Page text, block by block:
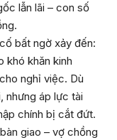
lẫn lãi – con số
bất ngờ xảy đến:
khó khăn kinh
nghỉ việc. Dù
nhưng áp lực tài
chính bị cắt đứt.
giao – vợ chồng